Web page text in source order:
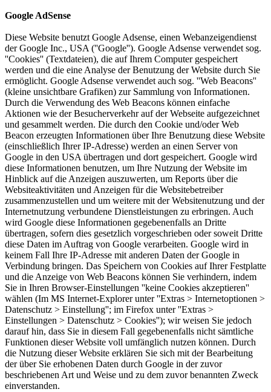
Google AdSense
Diese Website benutzt Google Adsense, einen Webanzeigendienst
der Google Inc., USA (''Google''). Google Adsense verwendet sog.
''Cookies'' (Textdateien), die auf Ihrem Computer gespeichert
werden und die eine Analyse der Benutzung der Website durch Sie
ermöglicht. Google Adsense verwendet auch sog. ''Web Beacons''
(kleine unsichtbare Grafiken) zur Sammlung von Informationen.
Durch die Verwendung des Web Beacons können einfache
Aktionen wie der Besucherverkehr auf der Webseite aufgezeichnet
und gesammelt werden. Die durch den Cookie und/oder Web
Beacon erzeugten Informationen über Ihre Benutzung diese Website
(einschließlich Ihrer IP-Adresse) werden an einen Server von
Google in den USA übertragen und dort gespeichert. Google wird
diese Informationen benutzen, um Ihre Nutzung der Website im
Hinblick auf die Anzeigen auszuwerten, um Reports über die
Websiteaktivitäten und Anzeigen für die Websitebetreiber
zusammenzustellen und um weitere mit der Websitenutzung und der
Internetnutzung verbundene Dienstleistungen zu erbringen. Auch
wird Google diese Informationen gegebenenfalls an Dritte
übertragen, sofern dies gesetzlich vorgeschrieben oder soweit Dritte
diese Daten im Auftrag von Google verarbeiten. Google wird in
keinem Fall Ihre IP-Adresse mit anderen Daten der Google in
Verbindung bringen. Das Speichern von Cookies auf Ihrer Festplatte
und die Anzeige von Web Beacons können Sie verhindern, indem
Sie in Ihren Browser-Einstellungen ''keine Cookies akzeptieren''
wählen (Im MS Internet-Explorer unter ''Extras > Internetoptionen >
Datenschutz > Einstellung''; im Firefox unter ''Extras >
Einstellungen > Datenschutz > Cookies''); wir weisen Sie jedoch
darauf hin, dass Sie in diesem Fall gegebenenfalls nicht sämtliche
Funktionen dieser Website voll umfänglich nutzen können. Durch
die Nutzung dieser Website erklären Sie sich mit der Bearbeitung
der über Sie erhobenen Daten durch Google in der zuvor
beschriebenen Art und Weise und zu dem zuvor benannten Zweck
einverstanden.